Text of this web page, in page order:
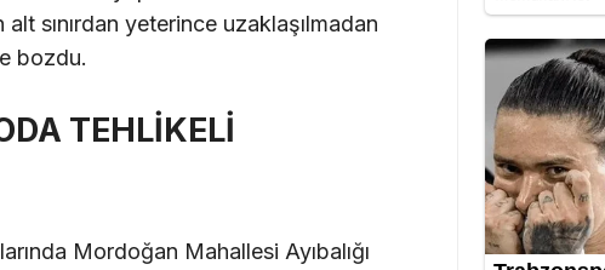
sınırdan yeterince uzaklaşılmadan
bozdu.
TEHLİKELİ
Mordoğan Mahallesi Ayıbalığı